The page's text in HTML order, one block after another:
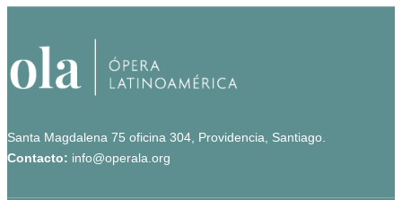
Santa Magdalena 75 oficina 304, Providencia, Santiago.
Contacto: info@operala.org